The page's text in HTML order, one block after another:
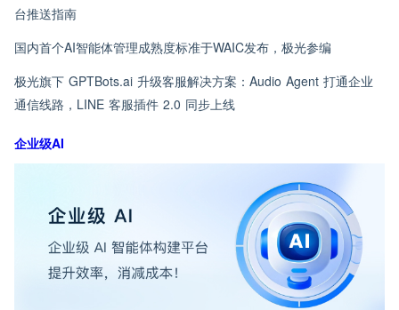
台推送指南
国内首个AI智能体管理成熟度标准于WAIC发布，极光参编
极光旗下 GPTBots.ai 升级客服解决方案：Audio Agent 打通企业
通信线路，LINE 客服插件 2.0 同步上线
企业级AI